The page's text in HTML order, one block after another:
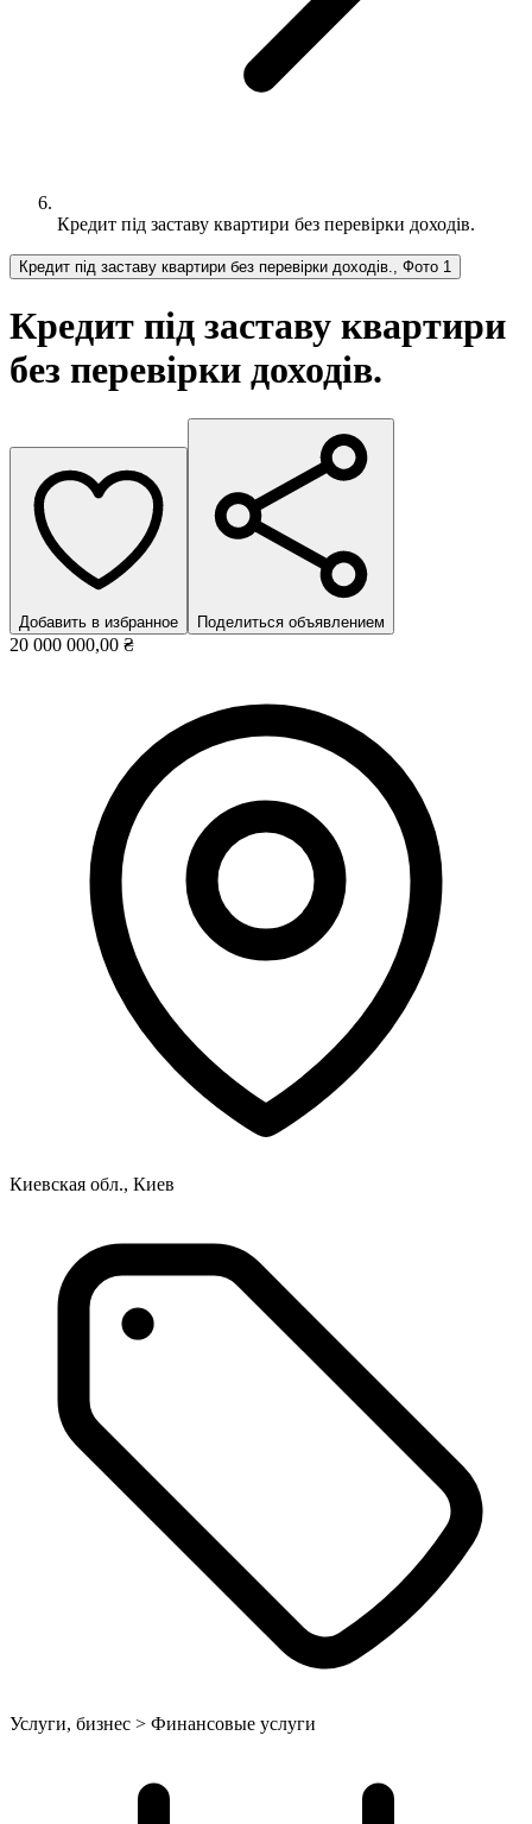
Кредит під заставу квартири без перевірки доходів.
Кредит під заставу квартири без перевірки доходів., Фото 1
Кредит під заставу квартири
без перевірки доходів.
Добавить в избранное Поделиться объявлением
20 000 000,00 ₴
Киевская обл., Киев
Услуги, бизнес > Финансовые услуги